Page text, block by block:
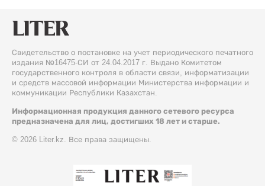
Свидетельство о постановке на учет периодического печатного
издания №16475-СИ от 24.04.2017 г. Выдано Комитетом
государственного контроля в области связи, информатизации
и средств массовой информации Министерства информации и
коммуникации Республики Казахстан.
Информационная продукция данного сетевого ресурса
предназначена для лиц, достигших 18 лет и старше.
© 2026 Liter.kz. Все права защищены.